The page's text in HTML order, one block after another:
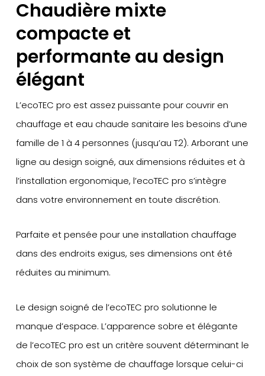
Chaudière mixte
compacte et
performante au design
élégant
L’ecoTEC pro est assez puissante pour couvrir en
chauffage et eau chaude sanitaire les besoins d’une
famille de 1 à 4 personnes (jusqu’au T2). Arborant une
ligne au design soigné, aux dimensions réduites et à
l’installation ergonomique, l’ecoTEC pro s’intègre
dans votre environnement en toute discrétion.
Parfaite et pensée pour une installation chauffage
dans des endroits exigus, ses dimensions ont été
réduites au minimum.
Le design soigné de l’ecoTEC pro solutionne le
manque d’espace. L’apparence sobre et élégante
de l’ecoTEC pro est un critère souvent déterminant le
choix de son système de chauffage lorsque celui-ci